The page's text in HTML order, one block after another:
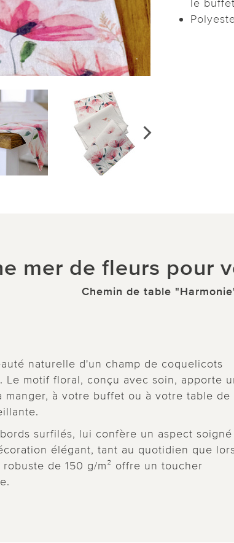
le buffet
mer de fleurs pour
Chemin de table
naturelle d'un champ de coquelicots
motif floral, conçu avec soin, apporte
à votre buffet ou à votre table de
surfilés, lui confère un aspect
élégant, tant au quotidien que
de 150 g/m² offre un toucher